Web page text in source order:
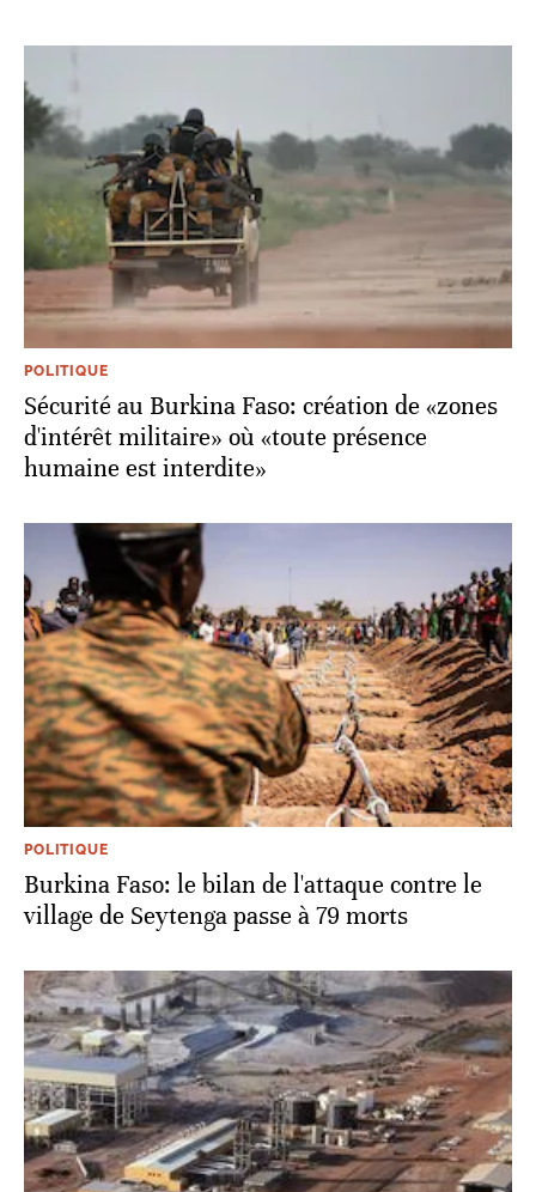
POLITIQUE
Sécurité au Burkina Faso: création de «zones
d'intérêt militaire» où «toute présence
humaine est interdite»
POLITIQUE
Burkina Faso: le bilan de l'attaque contre le
village de Seytenga passe à 79 morts